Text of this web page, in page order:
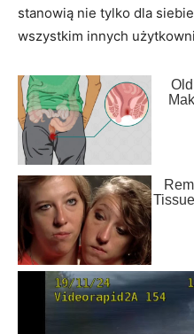
stanowią nie tylko dla
wszystkim innych